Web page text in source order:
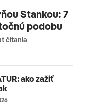
Stankou: 7
podobu
čítania
ako zažiť